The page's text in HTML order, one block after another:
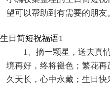
望可以帮助到有需要的朋友
生日简短祝福语1
1、摘一颗星，送去真
境再好，终将褪色；繁花
久天长，心中永藏；生日快